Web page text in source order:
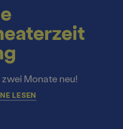
Monate neu!
LESEN